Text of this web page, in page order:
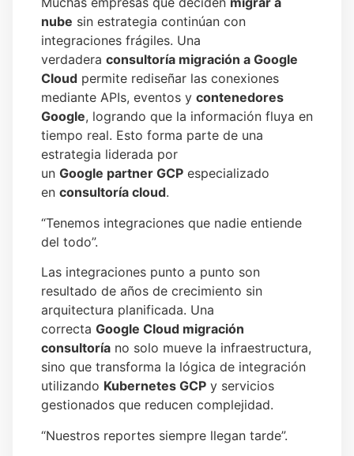
nube sin estrategia continúan con
integraciones frágiles. Una
verdadera consultoría migración a Google
Cloud permite rediseñar las conexiones
mediante APIs, eventos y contenedores
Google, logrando que la información fluya en
tiempo real. Esto forma parte de una
estrategia liderada por
un Google partner GCP especializado
en consultoría cloud.
“Tenemos integraciones que nadie entiende
del todo”.
Las integraciones punto a punto son
resultado de años de crecimiento sin
arquitectura planificada. Una
correcta Google Cloud migración
consultoría no solo mueve la infraestructura,
sino que transforma la lógica de integración
utilizando Kubernetes GCP y servicios
gestionados que reducen complejidad.
“Nuestros reportes siempre llegan tarde”.